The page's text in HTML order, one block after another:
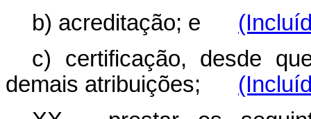
b) acreditação; e
c) certificação, desde
demais atribuições;